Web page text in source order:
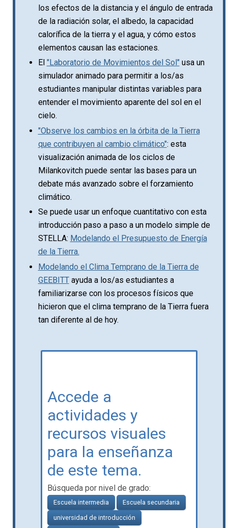
los efectos de la distancia y el ángulo de entrada
de la radiación solar, el albedo, la capacidad
calorífica de la tierra y el agua, y cómo estos
elementos causan las estaciones.
El "Laboratorio de Movimientos del Sol" usa un
simulador animado para permitir a los/as
estudiantes manipular distintas variables para
entender el movimiento aparente del sol en el
cielo.
"Observe los cambios en la órbita de la Tierra
que contribuyen al cambio climático": esta
visualización animada de los ciclos de
Milankovitch puede sentar las bases para un
debate más avanzado sobre el forzamiento
climático.
Se puede usar un enfoque cuantitativo con esta
introducción paso a paso a un modelo simple de
STELLA: Modelando el Presupuesto de Energía
de la Tierra.
Modelando el Clima Temprano de la Tierra de
GEEBITTayuda a los/as estudiantes a
familiarizarse con los procesos físicos que
hicieron que el clima temprano de la Tierra fuera
tan diferente al de hoy.
Accede a
actividades y
recursos visuales
para la enseñanza
de este tema.
Búsqueda por nivel de grado:
Escuela intermedia
Escuela secundaria
universidad de introducción